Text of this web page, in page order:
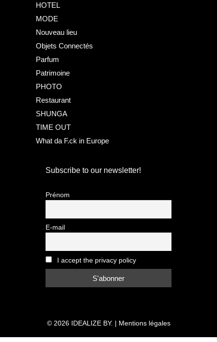
HOTEL
MODE
Nouveau lieu
Objets Connectés
Parfum
Patrimoine
PHOTO
Restaurant
SHUNGA
TIME OUT
What da F.ck in Europe
Subscribe to our newsletter!
Prénom
E-mail
I accept the privacy policy
© 2026 IDEALIZE BY. | Mentions légales